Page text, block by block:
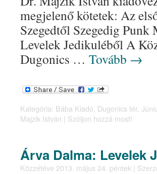
megjelenő kötetek: Az
Szegedtől Szegedig
Levelek Jedikuléből A
Dugonics … Tovább →
Kategória: Bába Kiadó Dugonics tér,
Majzik István | Szóljon hozzá most!
Árva Dalma: Levelek
Közzétéve 2013. május 24. péntek |